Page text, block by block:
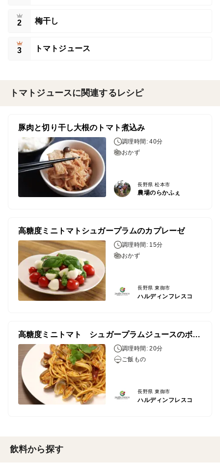
2 梅干し
3 トマトジュース
トマトジュースに関連するレシピ
豚肉と切り干し大根のトマト煮込み
調理時間: 40分
おかず
長野県 松本市
農場のらかふぇ
高糖度ミニトマトシュガープラムのカプレーゼ
調理時間: 15分
おかず
長野県 東御市
ハルディンフレスコ
高糖度ミニトマト シュガープラムジュースのボンゴレロッソ
調理時間: 20分
ご飯もの
長野県 東御市
ハルディンフレスコ
飲料から探す